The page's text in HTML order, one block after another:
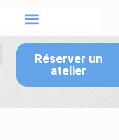
Réserver un
atelier